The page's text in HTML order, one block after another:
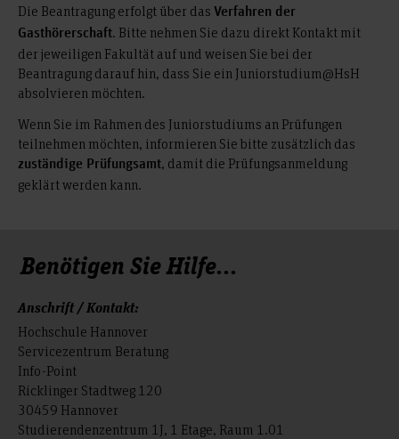
Die Beantragung erfolgt über das Verfahren der
Gasthörerschaft. Bitte nehmen Sie dazu direkt Kontakt mit
der jeweiligen Fakultät auf und weisen Sie bei der
Beantragung darauf hin, dass Sie ein Juniorstudium@HsH
absolvieren möchten.
Wenn Sie im Rahmen des Juniorstudiums an Prüfungen
teilnehmen möchten, informieren Sie bitte zusätzlich das
zuständige Prüfungsamt, damit die Prüfungsanmeldung
geklärt werden kann.
Benötigen Sie Hilfe...
Anschrift / Kontakt:
Hochschule Hannover
Servicezentrum Beratung
Info-Point
Ricklinger Stadtweg 120
30459 Hannover
Studierendenzentrum 1J, 1 Etage, Raum 1.01